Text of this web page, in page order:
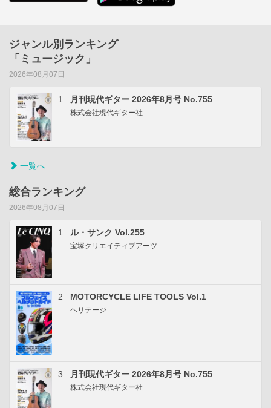
ジャンル別ランキング
「ミュージック」
2026年08月07日
1 月刊現代ギター 2026年8月号 No.755
株式会社現代ギター社
一覧へ
総合ランキング
2026年08月07日
1 ル・サンク Vol.255
宝塚クリエイティブアーツ
2 MOTORCYCLE LIFE TOOLS Vol.1
ヘリテージ
3 月刊現代ギター 2026年8月号 No.755
株式会社現代ギター社